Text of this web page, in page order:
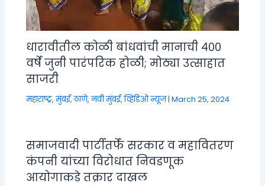
धारावीतील कोळी बांधवांची मानाची ४००
वर्षे जुनी पारंपरिक होळी; मोठ्या उत्साहात
साजरी
महाराष्ट्र,मुंबई, ठाणे, नवी मुंबई,व्हिडिओ न्यूज|March 25, 2024
समाजवादी पार्टीतर्फे सरकार व महावितरण
कंपनी यांच्या विरोधात निवडणूक
आयोगाकडे तक्रार दाखल